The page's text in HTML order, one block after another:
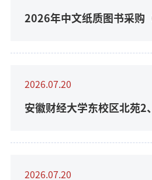
2026年中文纸质图书采购
2026.07.20
安徽财经大学东校区北苑2
2026.07.20